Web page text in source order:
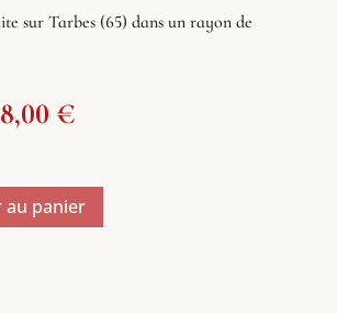
sur Tarbes (65) dans un rayon de
prix
:
€.
€Le
est :
18,00 €.
au panier